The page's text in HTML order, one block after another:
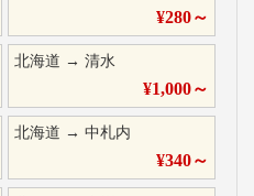
¥280～
北海道 →清水
¥1,000～
北海道 →中札内
¥340～